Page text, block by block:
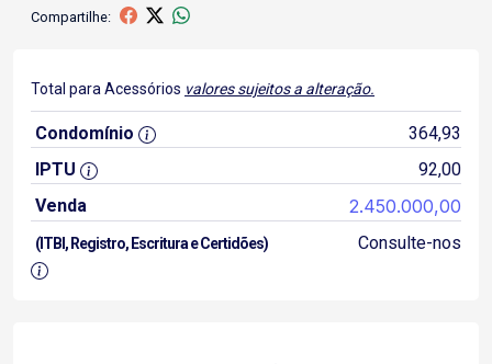
Compartilhe:
Total para Acessórios valores sujeitos a alteração.
Condomínio
364,93
IPTU
92,00
Venda
2.450.000,00
(ITBI, Registro, Escritura e Certidões) Consulte-nos